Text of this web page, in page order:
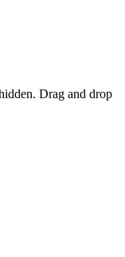
Drag and drop